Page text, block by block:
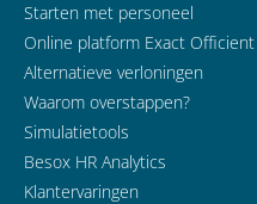
Starten met personeel
Online platform Exact Officient
Alternatieve verloningen
Waarom overstappen?
Simulatietools
Besox HR Analytics
Klantervaringen